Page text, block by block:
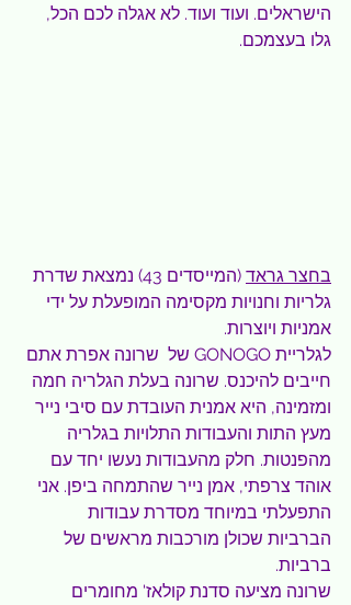
הישראלים. ועוד ועוד. לא אגלה לכם הכל,
גלו בעצמכם.
בחצר גראד
(המייסדים 43) נמצאת שדרת
גלריות וחנויות מקסימה המופעלת על ידי
אמניות ויוצרות.
לגלריית GONOGO של  שרונה אפרת אתם
חייבים להיכנס. שרונה בעלת הגלריה חמה
ומזמינה, היא אמנית העובדת עם סיבי נייר
מעץ התות והעבודות התלויות בגלריה
מהפנטות. חלק מהעבודות נעשו יחד עם
אוהד צרפתי, אמן נייר שהתמחה ביפן. אני
התפעלתי במיוחד מסדרת עבודות
הברביות שכולן מורכבות מראשים של
ברביות.
שרונה מציעה סדנת קולאז' מחומרים